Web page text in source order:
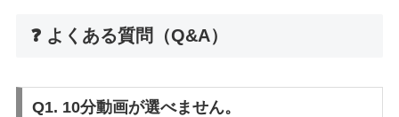
❓ よくある質問（Q&A）
Q1. 10分動画が選べません。